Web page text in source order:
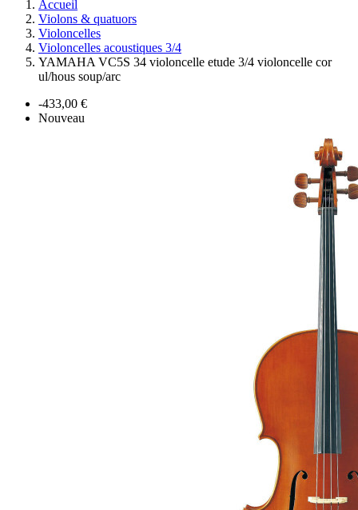
Accueil
Violons & quatuors
Violoncelles
Violoncelles acoustiques 3/4
YAMAHA VC5S 34 violoncelle etude 3/4 violoncelle cor
ul/hous soup/arc
-433,00 €
Nouveau